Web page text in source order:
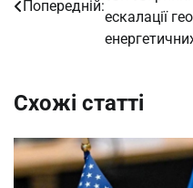
записів
Попередній:
ескалації
Схожі статті